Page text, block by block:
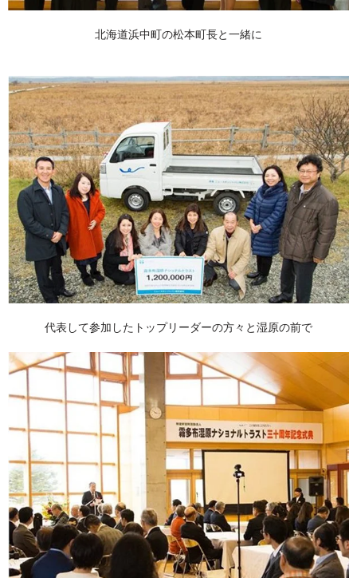
北海道浜中町の松本町長と一緒に
代表して参加したトップリーダーの方々と湿原の前で